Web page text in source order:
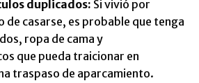
duplicados: Si vivió por
de casarse, es probable que tenga
ropa de cama y
que pueda traicionar en
traspaso de aparcamiento.